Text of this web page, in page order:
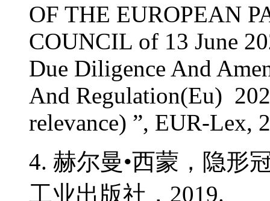
OF THE EUROPEAN
COUNCIL of 13 June
Due Diligence And
And Regulation(Eu)
relevance) ”, EUR-Lex,
4. 赫尔曼•西蒙，隐形
工业出版社，2019.